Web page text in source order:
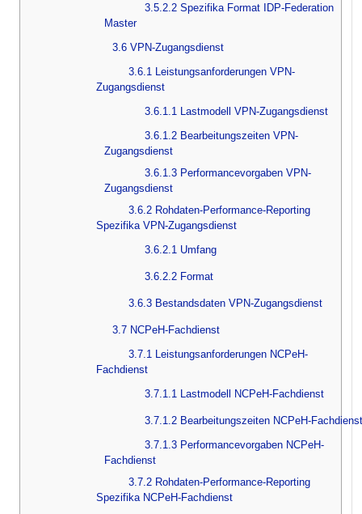
3.5.2.2 Spezifika Format IDP-Federation
Master
3.6 VPN-Zugangsdienst
3.6.1 Leistungsanforderungen VPN-
Zugangsdienst
3.6.1.1 Lastmodell VPN-Zugangsdienst
3.6.1.2 Bearbeitungszeiten VPN-
Zugangsdienst
3.6.1.3 Performancevorgaben VPN-
Zugangsdienst
3.6.2 Rohdaten-Performance-Reporting
Spezifika VPN-Zugangsdienst
3.6.2.1 Umfang
3.6.2.2 Format
3.6.3 Bestandsdaten VPN-Zugangsdienst
3.7 NCPeH-Fachdienst
3.7.1 Leistungsanforderungen NCPeH-
Fachdienst
3.7.1.1 Lastmodell NCPeH-Fachdienst
3.7.1.2 Bearbeitungszeiten NCPeH-Fachdienst
3.7.1.3 Performancevorgaben NCPeH-
Fachdienst
3.7.2 Rohdaten-Performance-Reporting
Spezifika NCPeH-Fachdienst